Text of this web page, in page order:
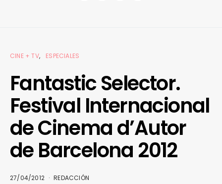
CINE + TV ESPECIALES
Fantastic Selector.
Festival Internacional
de Cinema d’Autor
de Barcelona 2012
27/04/2012 REDACCIÓN